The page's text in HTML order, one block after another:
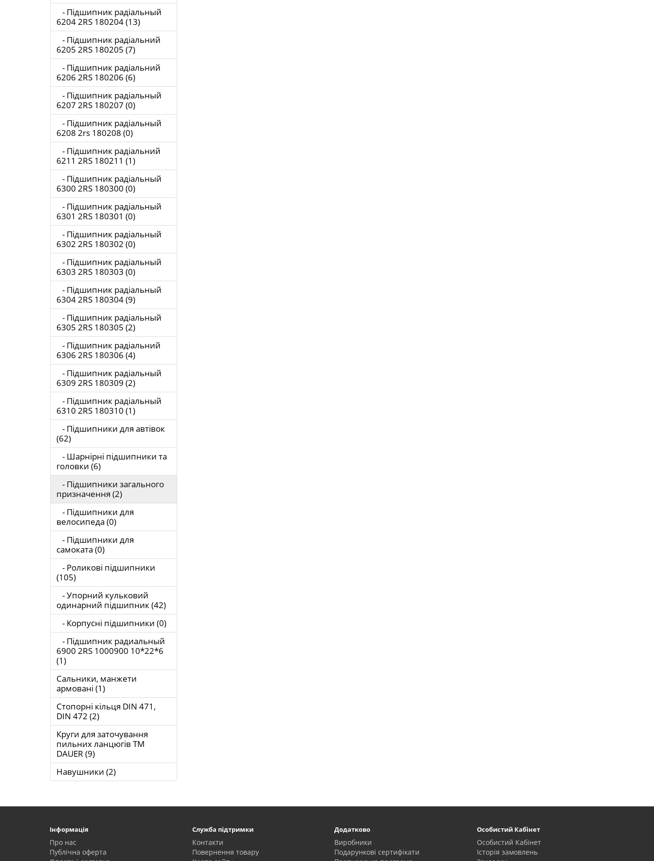
- Підшипник радіальный
6204 2RS 180204 (13)
- Підшипник радіальний
6205 2RS 180205 (7)
- Підшипник радіальний
6206 2RS 180206 (6)
- Підшипник радіальный
6207 2RS 180207 (0)
- Підшипник радіальный
6208 2rs 180208 (0)
- Підшипник радіальний
6211 2RS 180211 (1)
- Підшипник радіальный
6300 2RS 180300 (0)
- Підшипник радіальный
6301 2RS 180301 (0)
- Підшипник радіальный
6302 2RS 180302 (0)
- Підшипник радіальный
6303 2RS 180303 (0)
- Підшипник радіальный
6304 2RS 180304 (9)
- Підшипник радіальный
6305 2RS 180305 (2)
- Підшипник радіальний
6306 2RS 180306 (4)
- Підшипник радіальный
6309 2RS 180309 (2)
- Підшипник радіальный
6310 2RS 180310 (1)
- Підшипники для автівок
(62)
- Шарнірні підшипники та
головки (6)
- Підшипники загального
призначення (2)
- Підшипники для
велосипеда (0)
- Підшипники для
самоката (0)
- Роликові підшипники
(105)
- Упорний кульковий
одинарний підшипник (42)
- Корпусні підшипники (0)
- Підшипник радиальный
6900 2RS 1000900 10*22*6
(1)
Сальники, манжети
армовані (1)
Стопорні кільця DIN 471,
DIN 472 (2)
Круги для заточування
пильних ланцюгів ТМ
DAUER (9)
Навушники (2)
Інформація
Про нас
Публічна оферта
Служба підтримки
Контакти
Повернення товару
Додатково
Виробники
Подарункові сертифікати
Особистий Кабінет
Особистий Кабінет
Історія замовлень